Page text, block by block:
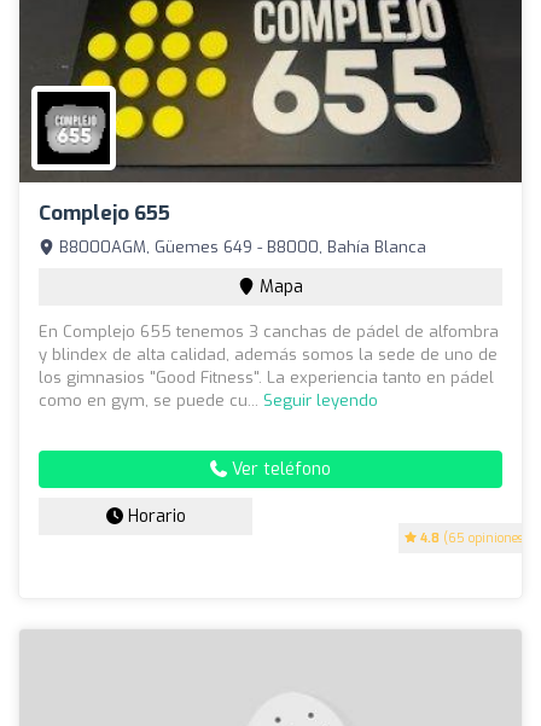
Complejo 655
4.8 (65 opiniones)
B8000AGM, Güemes 649 - B8000, Bahía Blanca
Mapa
En Complejo 655 tenemos 3 canchas de pádel de alfombra
y blindex de alta calidad, además somos la sede de uno de
los gimnasios "Good Fitness". La experiencia tanto en pádel
como en gym, se puede cu... Seguir leyendo
Ver teléfono
Horario